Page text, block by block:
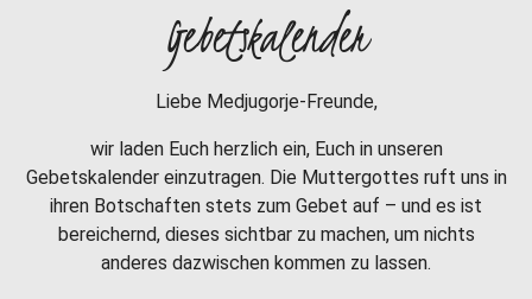
Gebetskalender
Liebe Medjugorje-Freunde,
wir laden Euch herzlich ein, Euch in unseren
Gebetskalender einzutragen. Die Muttergottes ruft uns in
ihren Botschaften stets zum Gebet auf – und es ist
bereichernd, dieses sichtbar zu machen, um nichts
anderes dazwischen kommen zu lassen.